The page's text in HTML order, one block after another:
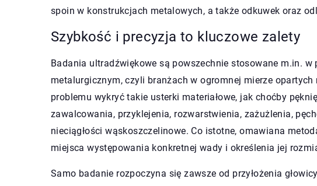
spoin w konstrukcjach metalowych, a także odkuwek oraz
Szybkość i precyzja to kluczowe zalety
Badania ultradźwiękowe są powszechnie stosowane m.in.
metalurgicznym, czyli branżach w ogromnej mierze
problemu wykryć takie usterki materiałowe, jak choćby
zawalcowania, przyklejenia, rozwarstwienia, zażużlenia,
nieciągłości wąskoszczelinowe. Co istotne, omawiana
miejsca występowania konkretnej wady i określenia jej
Samo badanie rozpoczyna się zawsze od przyłożenia